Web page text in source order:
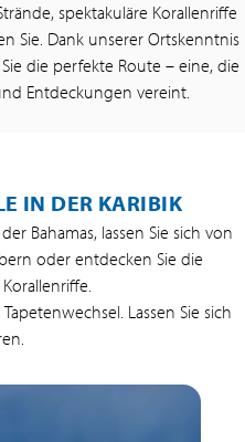
spektakuläre Korallenriffe
Sie. Dank unserer Ortskenntnis
die perfekte Route – eine, die
Entdeckungen vereint.
IN DER KARIBIK
Bahamas, lassen Sie sich von
oder entdecken Sie die
Lassen Sie sich